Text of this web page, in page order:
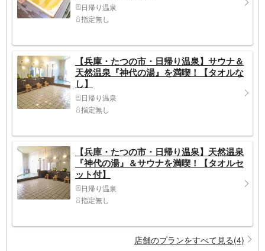
日帰り温泉
指定無し
【兵庫・たつの市・日帰り温泉】サウナ＆
天然温泉『神代の湯』を満喫！【タオルな
し】
日帰り温泉
指定無し
【兵庫・たつの市・日帰り温泉】天然温泉
『神代の湯』＆サウナを満喫！【タオルセ
ット付】
日帰り温泉
指定無し
店舗のプランをすべて見る(4)